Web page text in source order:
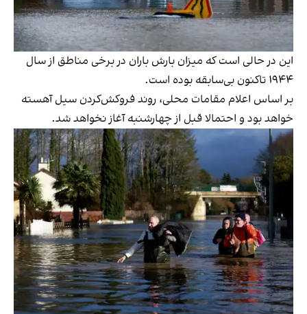
این در حالی است که میزان بارش باران در برخی مناطق از سال
۱۹۴۴ تاکنون بی‌سابقه بوده است.
بر اساس اعلام مقامات محلی، روند فروکش‌کردن سیل آهسته
خواهد بود و احتمالا قبل از چهارشنبه آغاز نخواهد شد.